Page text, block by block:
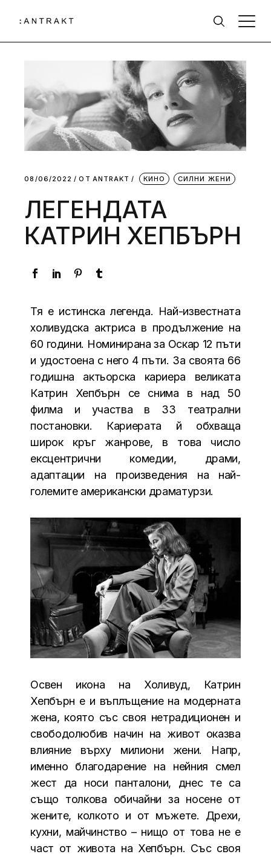
08/06/2022 ОТ АNTRAKT КИНО СИЛНИ ЖЕНИ
ЛЕГЕНДАТА
КАТРИН ХЕПБЪРН
Тя е истинска легенда. Най-известната
холивудска актриса в продължение на
60 години. Номинирана за Оскар 12 пъти
и удостоена с него 4 пъти. За своята 66
годишна актьорска кариера великата
Катрин Хепбърн се снима в над 50
филма и участва в 33 театрални
постановки. Кариерата й обхваща
широк кръг жанрове, в това число
ексцентрични комедии, драми,
адаптации на произведения на най-
големите американски драматурзи.
Освен икона на Холивуд, Катрин
Хепбърн е и въплъщение на модерната
жена, която със своя нетрадиционен и
свободолюбив начин на живот оказва
влияние върху милиони жени. Напр,
именно благодарение на нейния смел
жест да носи панталони, днес те са
също толкова обичайни за носене от
жените, колкото и от мъжете. Дрехи,
кухни, майчинство – нищо от това не е
част от живота на Хепбърн. Със своя